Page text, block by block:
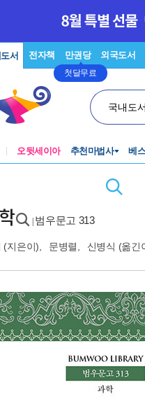
서 전자책 만권당
첫달무료
외국도서
국내도
오뒷세이아 추천마법사 베
범우문고 313
(지은이), 문병렬 신병식 (옮긴